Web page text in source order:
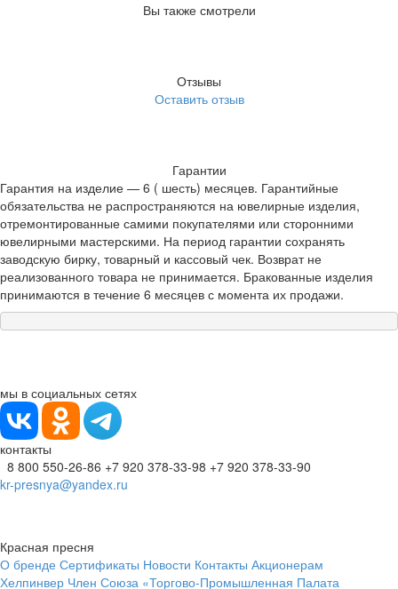
Вы также смотрели
Отзывы
Оставить отзыв
Гарантии
Гарантия на изделие — 6 ( шесть) месяцев. Гарантийные
обязательства не распространяются на ювелирные изделия,
отремонтированные самими покупателями или сторонними
ювелирными мастерскими. На период гарантии сохранять
заводскую бирку, товарный и кассовый чек. Возврат не
реализованного товара не принимается. Бракованные изделия
принимаются в течение 6 месяцев с момента их продажи.
мы в социальных сетях
контакты
8 800 550-26-86 +7 920 378-33-98 +7 920 378-33-90
kr-presnya@yandex.ru
Красная пресня
О бренде Сертификаты Новости Контакты Акционерам
Хелпинвер Член Союза «Торгово-Промышленная Палата